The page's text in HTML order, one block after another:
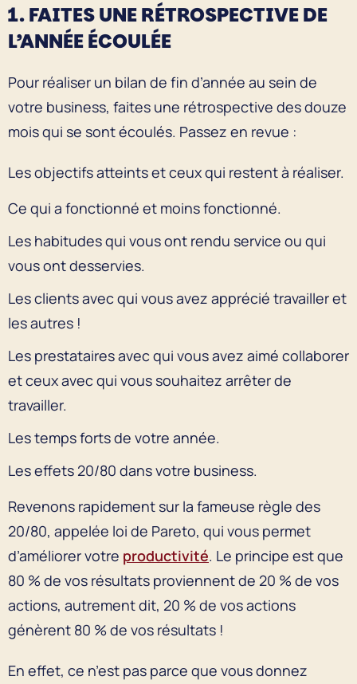
1. FAITES UNE RÉTROSPECTIVE DE
L’ANNÉE ÉCOULÉE
Pour réaliser un bilan de fin d’année au sein de
votre business, faites une rétrospective des douze
mois qui se sont écoulés. Passez en revue :
Les objectifs atteints et ceux qui restent à réaliser.
Ce qui a fonctionné et moins fonctionné.
Les habitudes qui vous ont rendu service ou qui
vous ont desservies.
Les clients avec qui vous avez apprécié travailler et
les autres !
Les prestataires avec qui vous avez aimé collaborer
et ceux avec qui vous souhaitez arrêter de
travailler.
Les temps forts de votre année.
Les effets 20/80 dans votre business.
Revenons rapidement sur la fameuse règle des
20/80, appelée loi de Pareto, qui vous permet
d’améliorer votre productivité. Le principe est que
80 % de vos résultats proviennent de 20 % de vos
actions, autrement dit, 20 % de vos actions
génèrent 80 % de vos résultats !
En effet, ce n’est pas parce que vous donnez